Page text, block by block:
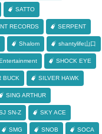
SATTO
RECORDS SERPENT
Shalom shantylife山口
SHOCK EYE
BUCK SILVER HAWK
SING ARTHUR
SN-Z SKY ACE
SMG SNOB SOCA